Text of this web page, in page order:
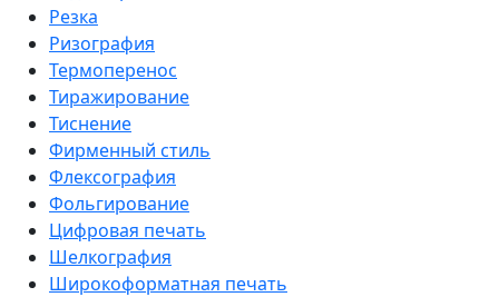
Резка
Ризография
Термоперенос
Тиражирование
Тиснение
Фирменный стиль
Флексография
Фольгирование
Цифровая печать
Шелкография
Широкоформатная печать